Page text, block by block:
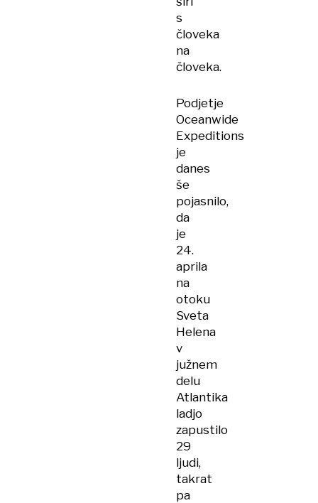
s
človeka
na
človeka.
Podjetje
Oceanwide
Expeditions
je
danes
še
pojasnilo,
da
je
24.
aprila
na
otoku
Sveta
Helena
v
južnem
delu
Atlantika
ladjo
zapustilo
29
ljudi,
takrat
pa